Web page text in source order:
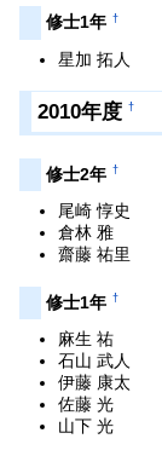
修士1年 †
星加 拓人
2010年度 †
修士2年 †
尾崎 惇史
倉林 雅
齋藤 祐里
修士1年 †
麻生 祐
石山 武人
伊藤 康太
佐藤 光
山下 光